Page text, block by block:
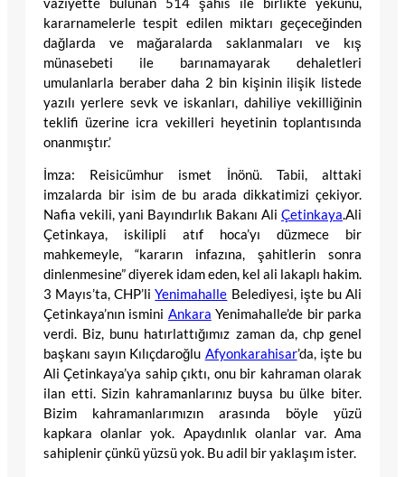
kararnamelerle tespit edilen miktarı geçeceğinden
dağlarda ve mağaralarda saklanmaları ve kış
münasebeti ile barınamayarak dehaletleri
umulanlarla beraber daha 2 bin kişinin ilişik listede
yazılı yerlere sevk ve iskanları, dahiliye vekilliğinin
teklifi üzerine icra vekilleri heyetinin toplantısında
onanmıştır.’
İmza: Reisicümhur ismet İnönü. Tabii, alttaki
imzalarda bir isim de bu arada dikkatimizi çekiyor.
Nafia vekili, yani Bayındırlık Bakanı Ali Çetinkaya.Ali
Çetinkaya, iskilipli atıf hoca’yı düzmece bir
mahkemeyle, “kararın infazına, şahitlerin sonra
dinlenmesine” diyerek idam eden, kel ali lakaplı hakim.
3 Mayıs’ta, CHP’liYenimahalle Belediyesi, işte bu Ali
Çetinkaya’nın ismini Ankara Yenimahalle’de bir parka
verdi. Biz, bunu hatırlattığımız zaman da, chp genel
başkanı sayın Kılıçdaroğlu Afyonkarahisar’da, işte bu
Ali Çetinkaya’ya sahip çıktı, onu bir kahraman olarak
ilan etti. Sizin kahramanlarınız buysa bu ülke biter.
Bizim kahramanlarımızın arasında böyle yüzü
kapkara olanlar yok. Apaydınlık olanlar var. Ama
sahiplenir çünkü yüzsü yok. Bu adil bir yaklaşım ister.